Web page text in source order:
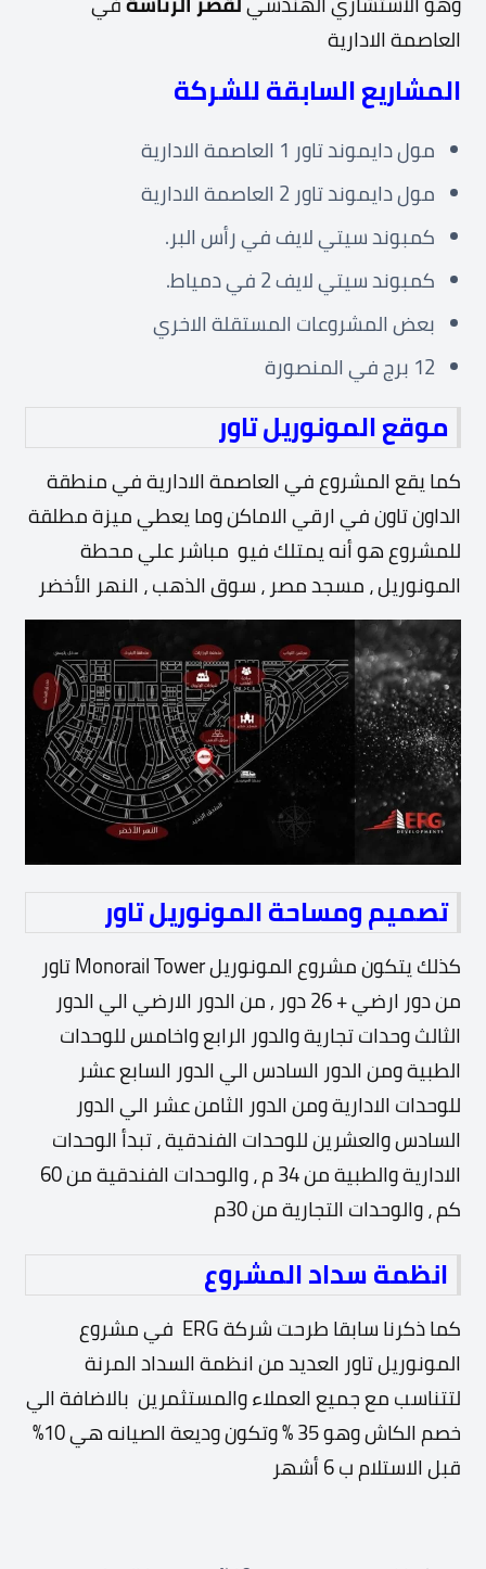
العاصمة الادارية
المشاريع السابقة للشركة
مول دايموند تاور 1 العاصمة الادارية
مول دايموند تاور 2 العاصمة الادارية
كمبوند سيتي لايف في رأس البر.
كمبوند سيتي لايف 2 في دمياط.
بعض المشروعات المستقلة الاخري
12 برج في المنصورة
موقع المونوريل تاور
كما يقع المشروع في العاصمة الادارية في منطقة
الداون تاون في ارقي الاماكن وما يعطي ميزة مطلقة
للمشروع هو أنه يمتلك فيو مباشر علي محطة
المونوريل ، مسجد مصر ، سوق الذهب ، النهر الأخضر
تصميم ومساحة المونوريل تاور
كذلك يتكون مشروع المونوريل Monorail Tower تاور
من دور ارضي + 26 دور , من الدور الارضي الي الدور
الثالث وحدات تجارية والدور الرابع واخامس للوحدات
الطبية ومن الدور السادس الي الدور السابع عشر
للوحدات الادارية ومن الدور الثامن عشر الي الدور
السادس والعشرين للوحدات الفندقية ، تبدأ الوحدات
الادارية والطبية من 34 م ، والوحدات الفندقية من 60
كم ، والوحدات التجارية من 30م
انظمة سداد المشروع
كما ذكرنا سابقا طرحت شركة ERG في مشروع
المونوريل تاور العديد من انظمة السداد المرنة
لتتناسب مع جميع العملاء والمستثمرين بالاضافة الي
خصم الكاش وهو 35 % وتكون وديعة الصيانه هي 10%
قبل الاستلام ب 6 أشهر